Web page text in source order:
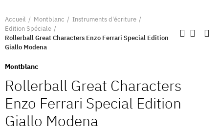
Accueil Montblanc
Instruments d'écriture
Edition Spéciale
Rollerball Great Characters Enzo Ferrari Special Edition
Giallo Modena
Montblanc
Rollerball Great Characters
Enzo Ferrari Special Edition
Giallo Modena